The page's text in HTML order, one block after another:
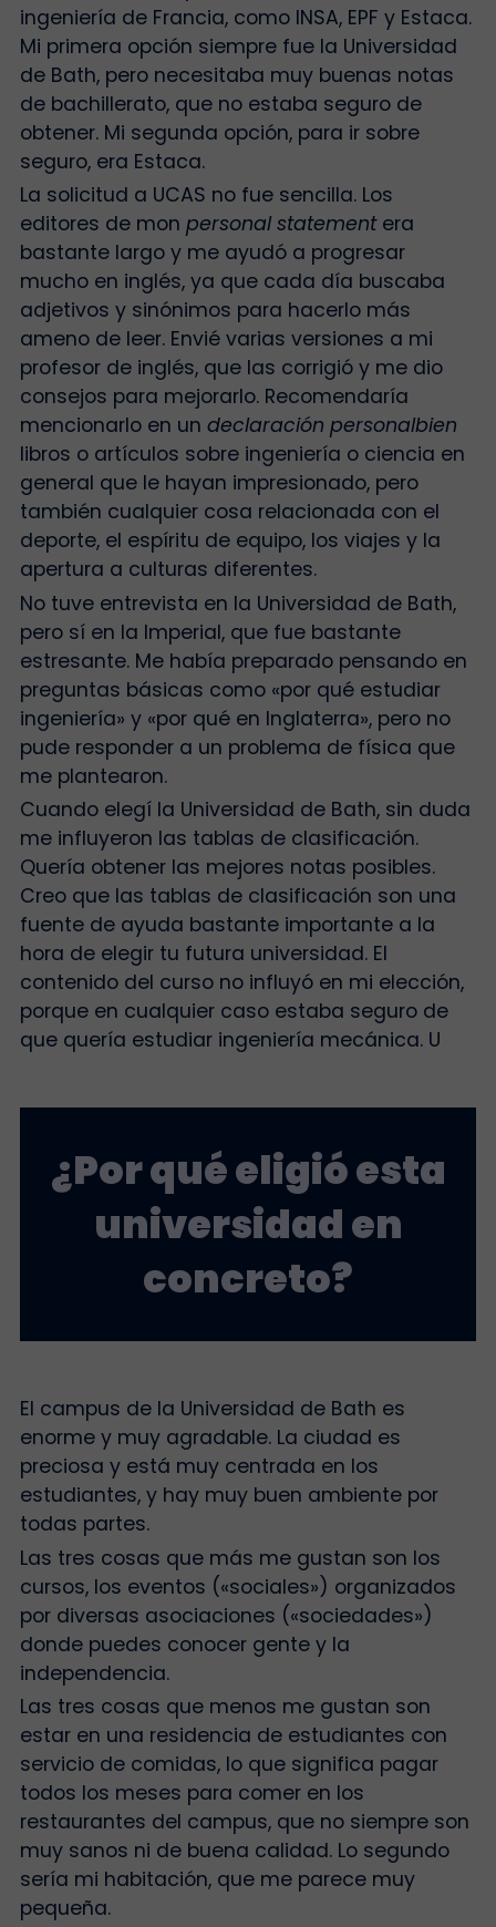
ingeniería de Francia, como INSA, EPF y Estaca.
Mi primera opción siempre fue la Universidad
de Bath, pero necesitaba muy buenas notas
de bachillerato, que no estaba seguro de
obtener. Mi segunda opción, para ir sobre
seguro, era Estaca.
La solicitud a UCAS no fue sencilla. Los
editores de mon personal statement era
bastante largo y me ayudó a progresar
mucho en inglés, ya que cada día buscaba
adjetivos y sinónimos para hacerlo más
ameno de leer. Envié varias versiones a mi
profesor de inglés, que las corrigió y me dio
consejos para mejorarlo. Recomendaría
mencionarlo en un declaración personalbien
libros o artículos sobre ingeniería o ciencia en
general que le hayan impresionado, pero
también cualquier cosa relacionada con el
deporte, el espíritu de equipo, los viajes y la
apertura a culturas diferentes.
No tuve entrevista en la Universidad de Bath,
pero sí en la Imperial, que fue bastante
estresante. Me había preparado pensando en
preguntas básicas como «por qué estudiar
ingeniería» y «por qué en Inglaterra», pero no
pude responder a un problema de física que
me plantearon.
Cuando elegí la Universidad de Bath, sin duda
me influyeron las tablas de clasificación.
Quería obtener las mejores notas posibles.
Creo que las tablas de clasificación son una
fuente de ayuda bastante importante a la
hora de elegir tu futura universidad. El
contenido del curso no influyó en mi elección,
porque en cualquier caso estaba seguro de
que quería estudiar ingeniería mecánica. U
¿Por qué eligió esta
universidad en
concreto?
El campus de la Universidad de Bath es
enorme y muy agradable. La ciudad es
preciosa y está muy centrada en los
estudiantes, y hay muy buen ambiente por
todas partes.
Las tres cosas que más me gustan son los
cursos, los eventos («sociales») organizados
por diversas asociaciones («sociedades»)
donde puedes conocer gente y la
independencia.
Las tres cosas que menos me gustan son
estar en una residencia de estudiantes con
servicio de comidas, lo que significa pagar
todos los meses para comer en los
restaurantes del campus, que no siempre son
muy sanos ni de buena calidad. Lo segundo
sería mi habitación, que me parece muy
pequeña.